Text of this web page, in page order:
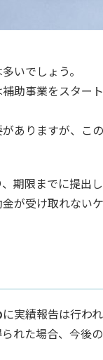
いでしょう。
助事業をスター
ありますが、こ
期限までに提出
が受け取れない
に実績報告は行われ
れた場合、今後